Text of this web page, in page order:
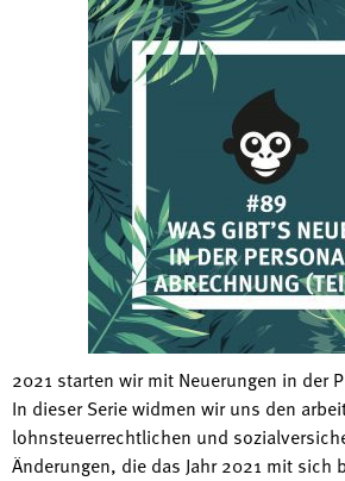
2021 starten wir mit Neuerungen in der
In dieser Serie widmen wir uns den
lohnsteuerrechtlichen und
Änderungen, die das Jahr 2021 mit sich